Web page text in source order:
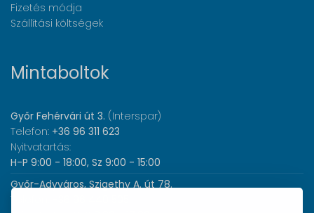
Fizetés módja
Szállítási költségek
Mintaboltok
Győr Fehérvári út 3. (Interspar)
Telefon: +36 96 311 623
Nyitvatartás:
H-P 9:00 - 18:00, Sz 9:00 - 15:00
Győr-Adyváros, Szigethy A. út 78.
Telefon: